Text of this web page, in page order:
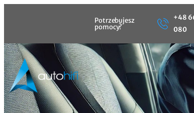
Potrzebujesz
pomocy?
+48
080